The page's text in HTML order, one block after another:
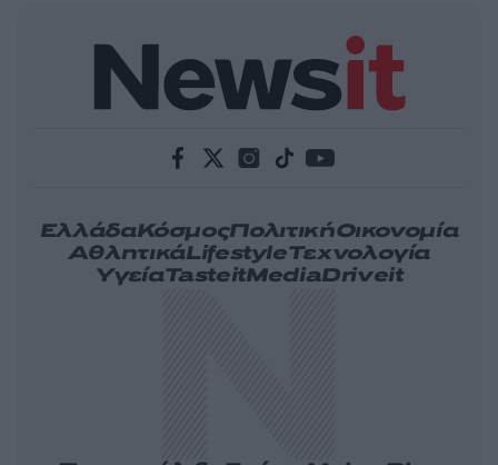
ΕλλάδαΚόσμοςΠολιτικήΟικονομία
ΑθλητικάLifestyleΤεχνολογία
ΥγείαTasteitMediaDriveit